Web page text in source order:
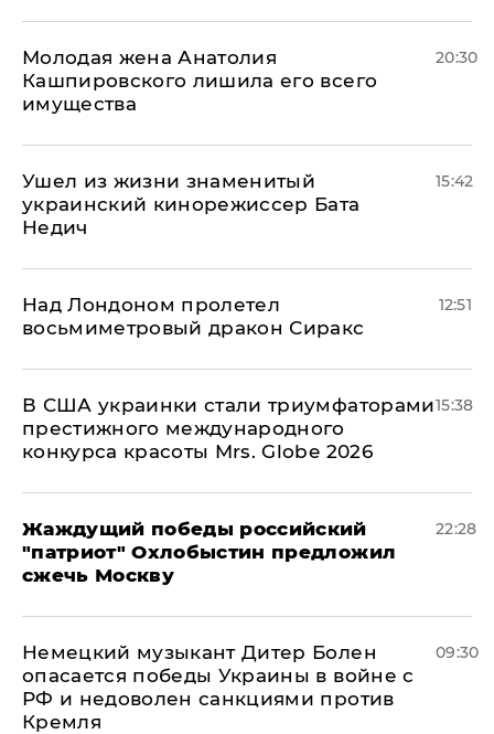
Молодая жена Анатолия
Кашпировского лишила его всего
имущества
20:30
Ушел из жизни знаменитый
украинский кинорежиссер Бата
Недич
15:42
Над Лондоном пролетел
восьмиметровый дракон Сиракс
12:51
В США украинки стали триумфаторами
престижного международного
конкурса красоты Mrs. Globe 2026
15:38
Жаждущий победы российский
"патриот" Охлобыстин предложил
сжечь Москву
22:28
Немецкий музыкант Дитер Болен
опасается победы Украины в войне с
РФ и недоволен санкциями против
Кремля
09:30